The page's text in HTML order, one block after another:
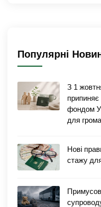
Популярні
З 1
фондом
для
Нові
стажу